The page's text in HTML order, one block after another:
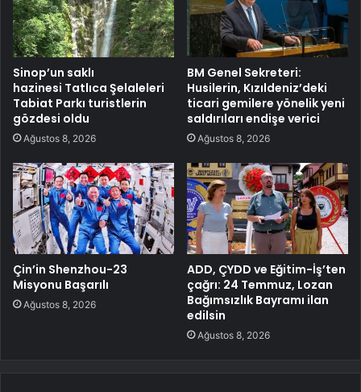
Sinop’un saklı
hazinesi Tatlıca Şelaleleri
Tabiat Parkı turistlerin
gözdesi oldu
Ağustos 8, 2026
BM Genel Sekreteri:
Husilerin, Kızıldeniz’deki
ticari gemilere yönelik yeni
saldırıları endişe verici
Ağustos 8, 2026
Çin’in Shenzhou-23
Misyonu Başarılı
Ağustos 8, 2026
ADD, ÇYDD ve Eğitim-İş’ten
çağrı: 24 Temmuz, Lozan
Bağımsızlık Bayramı ilan
edilsin
Ağustos 8, 2026